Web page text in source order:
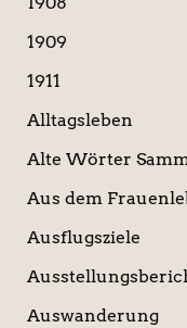
a
h
1909
1911
Alltagsleben
Alte Wörter
Aus dem
Ausflugsziele
Auswanderung